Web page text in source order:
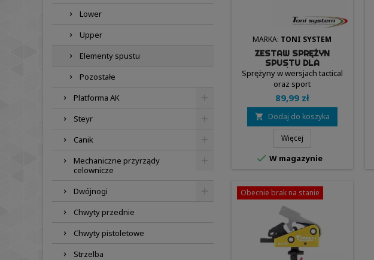
Lower
Upper
Elementy spustu
Pozostałe
Platforma AK
Steyr
Canik
Mechaniczne przyrządy
celownicze
Dwójnogi
Chwyty przednie
Chwyty pistoletowe
Strzelba
MARKA: TONI SYSTEM
ZESTAW SPRĘŻYN
SPUSTU DLA
KARABINKÓW TYPU AR15
- TONI SYSTEM
Sprężyny w wersjach tactical
oraz sport
89,99 zł
 Dodaj do koszyka
Więcej
 W magazynie
Obecnie brak na stanie